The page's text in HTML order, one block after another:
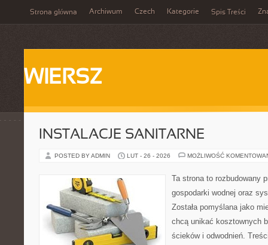
Strona główna Archiwum Czech Kategorie Spis Treści
WIERSZ
INSTALACJE SANITARNE
POSTED BY ADMIN LUT - 26 - 2026 MOŻLIWOŚĆ
Ta strona to rozbudowany
gospodarki wodnej oraz
Została pomyślana jako
chcą unikać kosztownych
ścieków i odwodnień.